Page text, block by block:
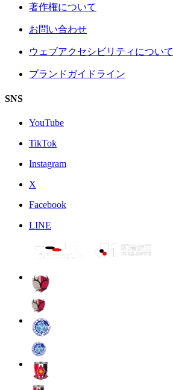
著作権について
お問い合わせ
ウェブアクセシビリティについて
ブランドガイドライン
SNS
YouTube
TikTok
Instagram
X
Facebook
LINE